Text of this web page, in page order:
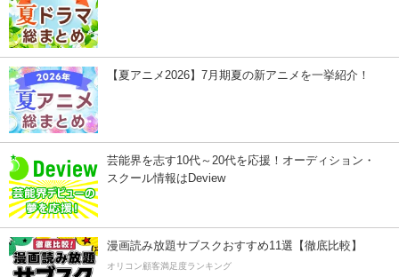
【夏アニメ2026】7月期夏の新アニメを一挙紹介！
芸能界を志す10代～20代を応援！オーディション・
スクール情報はDeview
漫画読み放題サブスクおすすめ11選【徹底比較】
オリコン顧客満足度ランキング